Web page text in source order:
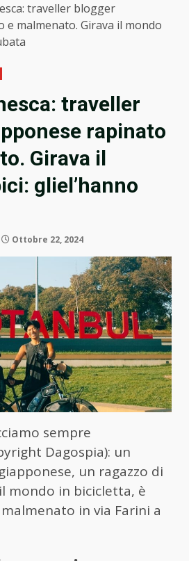
traveller blogger
malmenato. Girava il mondo
traveller
rapinato
Girava il
gliel’hanno
Ottobre 22, 2024
sempre
Dagospia): un
un ragazzo di
mondo in bicicletta, è
in via Farini a